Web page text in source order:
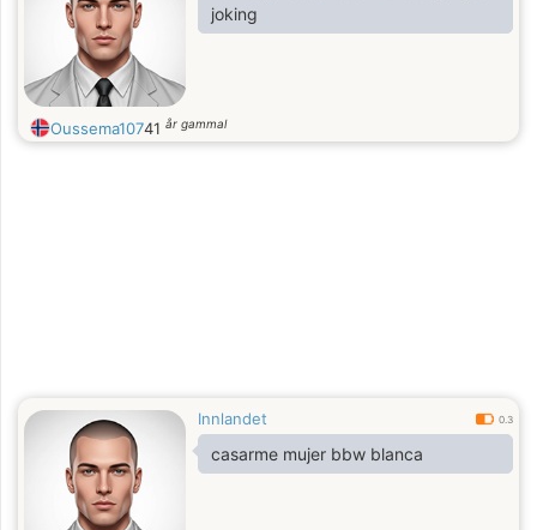
joking
Oussema10741 år gammal
Innlandet 0.3
casarme mujer bbw blanca